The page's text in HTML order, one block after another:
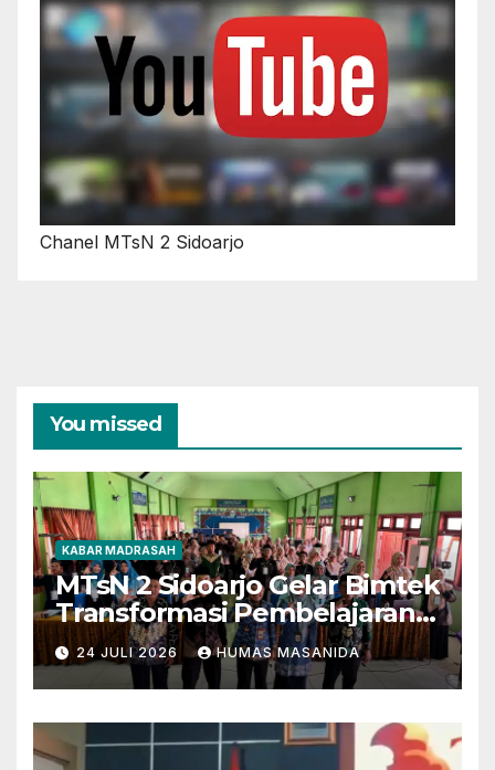
Chanel MTsN 2 Sidoarjo
You missed
KABAR MADRASAH
MTsN 2 Sidoarjo Gelar Bimtek
Transformasi Pembelajaran
Berbasis AI dan Deep
Learning
24 JULI 2026 HUMAS MASANIDA